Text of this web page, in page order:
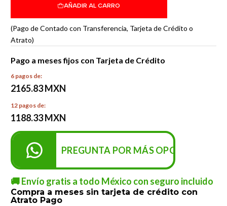
AÑADIR AL CARRO
(Pago de Contado con Transferencia, Tarjeta de Crédito o
Atrato)
Pago a meses fijos con Tarjeta de Crédito
6 pagos de:
2165.83 MXN
12 pagos de:
1188.33 MXN
PREGUNTA POR MÁS OPCIONES DE
🚚 Envío gratis a todo México con seguro incluido
Compra a meses sin tarjeta de crédito con
Atrato Pago